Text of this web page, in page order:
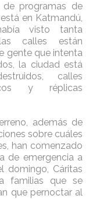
de programas de
en Katmandú,
visto tanta
calles están
gente que intenta
la ciudad está
calles
y réplicas
además de
sobre cuáles
han comenzado
de emergencia a
domingo, Cáritas
familias que se
que pernoctar al